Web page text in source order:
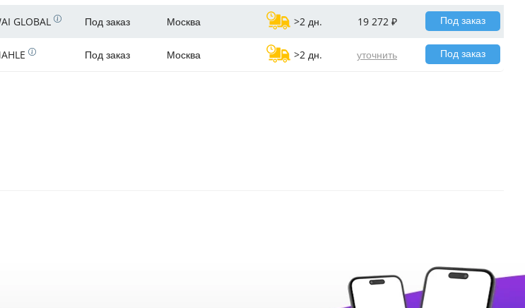
GLOBAL Под заказ Москва >2 дн. 19 272 ₽ Под заказ
Под заказ Москва >2 дн. уточнить Под заказ